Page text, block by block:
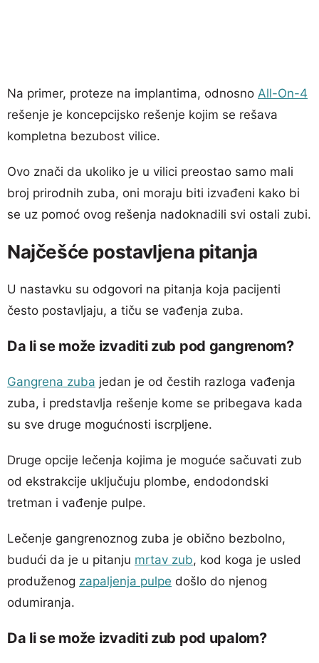
Na primer, proteze na implantima, odnosno All-On-4
rešenje je koncepcijsko rešenje kojim se rešava
kompletna bezubost vilice.
Ovo znači da ukoliko je u vilici preostao samo mali
broj prirodnih zuba, oni moraju biti izvađeni kako bi
se uz pomoć ovog rešenja nadoknadili svi ostali zubi.
Najčešće postavljena pitanja
U nastavku su odgovori na pitanja koja pacijenti
često postavljaju, a tiču se vađenja zuba.
Da li se može izvaditi zub pod gangrenom?
Gangrena zuba jedan je od čestih razloga vađenja
zuba, i predstavlja rešenje kome se pribegava kada
su sve druge mogućnosti iscrpljene.
Druge opcije lečenja kojima je moguće sačuvati zub
od ekstrakcije uključuju plombe, endodondski
tretman i vađenje pulpe.
Lečenje gangrenoznog zuba je obično bezbolno,
budući da je u pitanju mrtav zub, kod koga je usled
produženog zapaljenja pulpe došlo do njenog
odumiranja.
Da li se može izvaditi zub pod upalom?